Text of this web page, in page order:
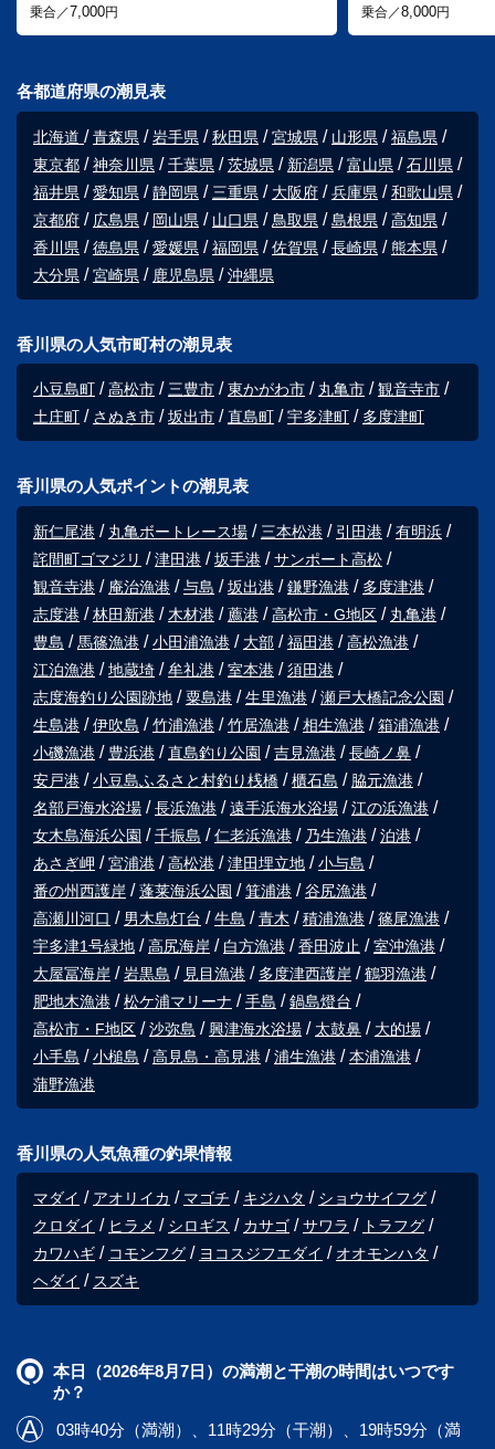
乗合／7,000円 乗合／8,000円
各都道府県の潮見表
北海道 青森県 岩手県 秋田県 宮城県 山形県
福島県
東京都
神奈川県 千葉県 茨城県 新潟県 富山県
石川県
福井県
愛知県 静岡県 三重県 大阪府 兵庫県
和歌山県
京都府
広島県 岡山県 山口県 鳥取県 島根県
高知県
香川県
徳島県 愛媛県 福岡県 佐賀県 長崎県
熊本県
大分県
宮崎県 鹿児島県 沖縄県
香川県の人気市町村の潮見表
小豆島町 高松市 三豊市 東かがわ市 丸亀市
観音寺市
土庄町
さぬき市 坂出市 直島町 宇多津町 多度津町
香川県の人気ポイントの潮見表
新仁尾港 丸亀ボートレース場 三本松港 引田港
有明浜
詫間町ゴマジリ
津田港 坂手港
サンポート高松
観音寺港
庵治漁港 与島 坂出港 鎌野漁港
多度津港
志度港
林田新港 木材港 薦港 高松市・G地区
丸亀港
豊島
馬篠漁港 小田浦漁港 大部 福田港
高松漁港
江泊漁港
地蔵埼 牟礼港 室本港
須田港
志度海釣り公園跡地
粟島港 生里漁港
瀬戸大橋記念公園
生島港
伊吹島 竹浦漁港 竹居漁港 相生漁港
箱浦漁港
小磯漁港
豊浜港 直島釣り公園 吉見漁港
長崎ノ鼻
安戸港
小豆島ふるさと村釣り桟橋 櫃石島
脇元漁港
名部戸海水浴場
長浜漁港 遠手浜海水浴場
江の浜漁港
女木島海浜公園
千振島 仁老浜漁港 乃生漁港
泊港
あさぎ岬
宮浦港 高松港 津田埋立地
小与島
番の州西護岸
蓬莱海浜公園 箕浦港
谷尻漁港
高瀬川河口
男木島灯台 牛島 青木 積浦漁港
篠尾漁港
宇多津1号緑地
高尻海岸 白方漁港 香田波止
室沖漁港
大屋冨海岸
岩黒島 見目漁港 多度津西護岸
鶴羽漁港
肥地木漁港
松ケ浦マリーナ 手島
鍋島燈台
高松市・F地区
沙弥島 興津海水浴場 太鼓鼻
大的場
小手島
小槌島 高見島・高見港 浦生漁港
本浦漁港
蒲野漁港
香川県の人気魚種の釣果情報
マダイ アオリイカ マゴチ キジハタ
ショウサイフグ
クロダイ
ヒラメ シロギス カサゴ サワラ
トラフグ
カワハギ
コモンフグ ヨコスジフエダイ
オオモンハタ
ヘダイ
スズキ
本日（2026年8月7日）の満潮と干潮の時間はいつです
か？
03時40分（満潮）、11時29分（干潮）、19時59分（満